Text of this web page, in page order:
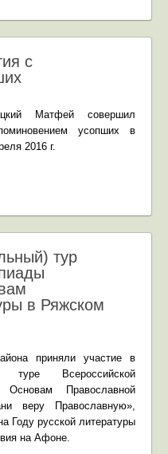
с
Матфей совершил
усопших в
2016 г.
тур
в Ряжском
приняли участие в
туре Всероссийской
Православной
веру Православную»,
Году русской литературы
на Афоне.